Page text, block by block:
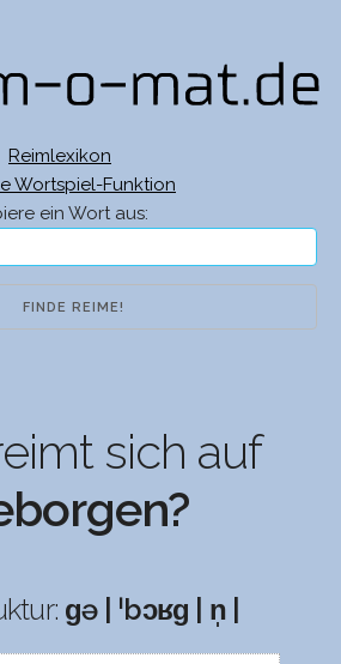
Reimlexikon
Wortspiel-Funktion
ein Wort aus:
sich auf
ɡə | ˈbɔʁɡ | n̩ |